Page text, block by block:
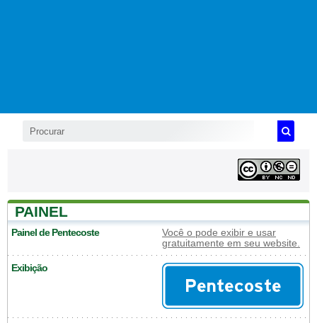
PAINEL
Painel de Pentecoste
Você o pode exibir e usar
gratuitamente em seu website.
Exibição